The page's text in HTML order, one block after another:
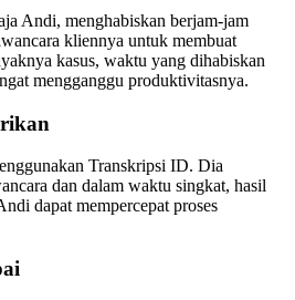
Andi, menghabiskan berjam-jam
kliennya untuk membuat
kasus, waktu yang dihabiskan
mengganggu produktivitasnya.
Transkripsi ID. Dia
dan dalam waktu singkat, hasil
dapat mempercepat proses